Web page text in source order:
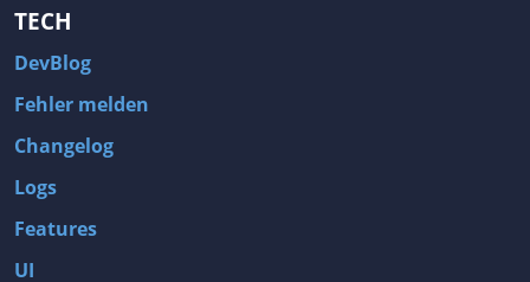
TECH
DevBlog
Fehler melden
Changelog
Logs
Features
UI